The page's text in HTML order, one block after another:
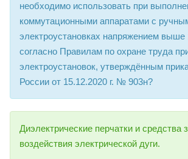
необходимо использовать при
коммутационными аппаратами с
электроустановках напряжением выше
согласно Правилам по охране труда
электроустановок, утверждённым
России от 15.12.2020 г. № 903н?
Диэлектрические перчатки и средства
воздействия электрической дуги.